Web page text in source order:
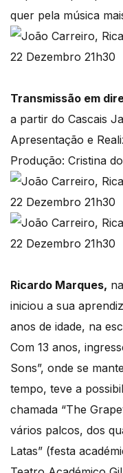
quer pela música
Transmissão em
a partir do Cascais
Apresentação e
Produção: Cristina
Ricardo Marques,
iniciou a sua
anos de idade, na
Com 13 anos,
Sons”, onde se
tempo, teve a
chamada “The
vários palcos, dos
Latas” (festa